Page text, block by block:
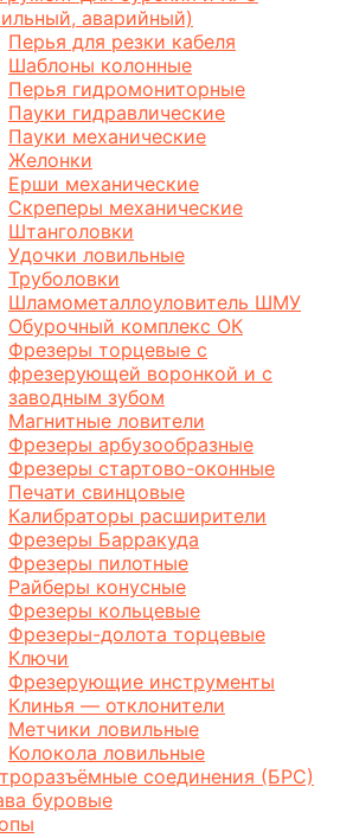
аварийный)
Перья для резки кабеля
Шаблоны колонные
Перья гидромониторные
Пауки гидравлические
Пауки механические
Желонки
Ерши механические
Скреперы механические
Штанголовки
Удочки ловильные
Труболовки
Шламометаллоуловитель ШМУ
Обурочный комплекс ОК
Фрезеры торцевые с
фрезерующей воронкой и с
заводным зубом
Магнитные ловители
Фрезеры арбузообразные
Фрезеры стартово-оконные
Печати свинцовые
Калибраторы расширители
Фрезеры Барракуда
Фрезеры пилотные
Райберы конусные
Фрезеры кольцевые
Фрезеры-долота торцевые
Ключи
Фрезерующие инструменты
Клинья — отклонители
Метчики ловильные
Колокола ловильные
соединения (БРС)
буровые